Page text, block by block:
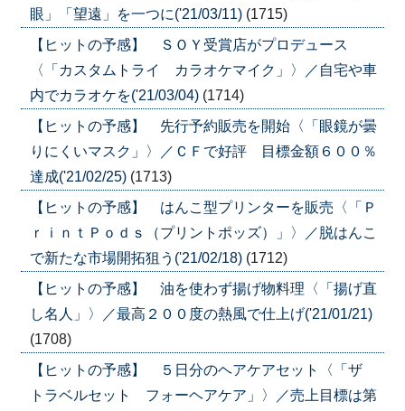
眼」「望遠」を一つに('21/03/11) (1715)
【ヒットの予感】 ＳＯＹ受賞店がプロデュース
〈「カスタムトライ カラオケマイク」〉／自宅や車
内でカラオケを('21/03/04) (1714)
【ヒットの予感】 先行予約販売を開始〈「眼鏡が曇
りにくいマスク」〉／ＣＦで好評 目標金額６００％
達成('21/02/25) (1713)
【ヒットの予感】 はんこ型プリンターを販売〈「Ｐ
ｒｉｎｔＰｏｄｓ（プリントポッズ）」〉／脱はんこ
で新たな市場開拓狙う('21/02/18) (1712)
【ヒットの予感】 油を使わず揚げ物料理〈「揚げ直
し名人」〉／最高２００度の熱風で仕上げ('21/01/21)
(1708)
【ヒットの予感】 ５日分のヘアケアセット〈「ザ
トラベルセット フォーヘアケア」〉／売上目標は第